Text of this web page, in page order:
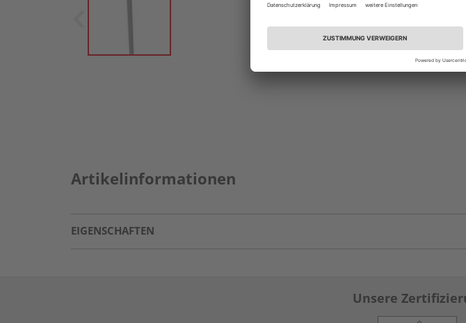
Artikelinformationen
EIGENSCHAFTEN
Unsere